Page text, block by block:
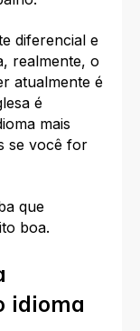
diferencial e
realmente, o
atualmente é
é
mais
se você for
que
boa.
idioma